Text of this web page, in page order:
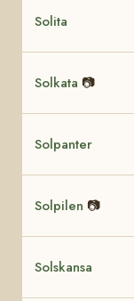
Solita
Solkata 📷
Solpanter
Solpilen 📷
Solskansa